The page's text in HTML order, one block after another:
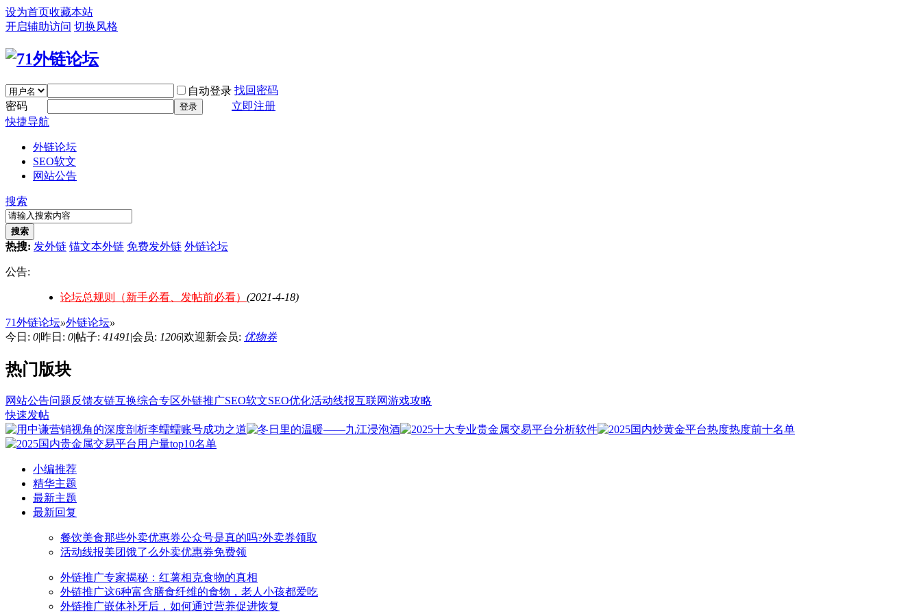
设为首页收藏本站
开启辅助访问 切换风格
自动登录 找回密码
密码
登录
立即注册
快捷导航
外链论坛
SEO软文
网站公告
搜索
搜索
热搜: 发外链 锚文本外链 免费发外链 外链论坛
公告:
论坛总规则（新手必看、发帖前必看） (2021-4-18)
71外链论坛»外链论坛»
今日: 0|昨日: 0|帖子: 41491|会员: 1206|欢迎新会员: 优物券
热门版块
网站公告问题反馈友链互换综合专区外链推广SEO软文SEO优化活动线报互联网游戏攻略
快速发帖
小编推荐
精华主题
最新主题
最新回复
餐饮美食那些外卖优惠券公众号是真的吗?外卖券领取
活动线报美团饿了么外卖优惠券免费领
外链推广专家揭秘：红薯相克食物的真相
外链推广这6种富含膳食纤维的食物，老人小孩都爱吃
外链推广嵌体补牙后，如何通过营养促进恢复